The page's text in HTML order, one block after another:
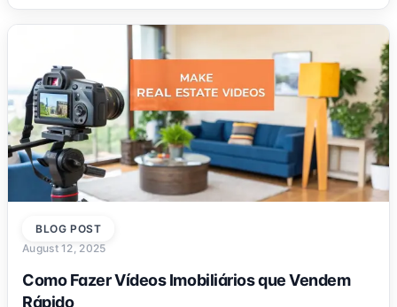
BLOG POST
August 12, 2025
Como Fazer Vídeos Imobiliários que Vendem
Rápido